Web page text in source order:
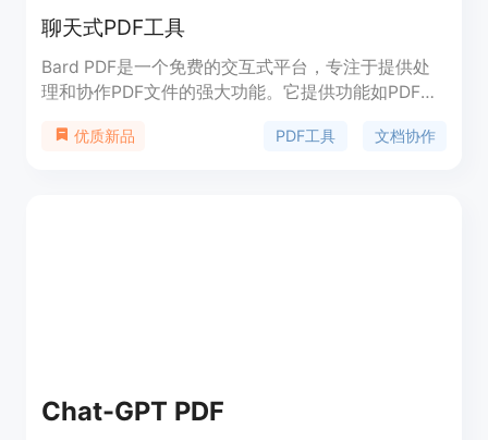
聊天式PDF工具
Bard PDF是一个免费的交互式平台，专注于提供处
理和协作PDF文件的强大功能。它提供功能如PDF内
释等。适用于研究者、专业人士和学生，帮助提高工
优质新品 PDF工具 文档协作
Chat-GPT PDF